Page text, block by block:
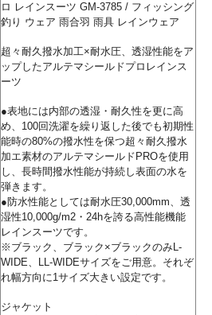
ロ レインスーツ GM-3785 / フィッシング
釣り ウェア 雨合羽 雨具 レインウェア
超々耐久撥水加工×耐水圧、透湿性能をア
ップしたアルテマシールドプロレインス
ーツ
●表地には内部の透湿・耐久性を更に高
め、100回洗濯を繰り返した後でも初期性
能時の80%の撥水性を保つ超々耐久撥水
加エ素材のアルテマシールドPROを使用
し、⻑時間撥水性能が持続し表面の水を
弾きます。
●防水性能としては耐水圧30,000mm、透
湿性10,000g/m2・24hを誇る高性能機能
レインスーツです。
※ブラック、ブラック×ブラックのみL-
WIDE、LL-WIDEサイズをご用意。それぞ
れ幅方向に1サイズ大きい設定です。
ジャケット